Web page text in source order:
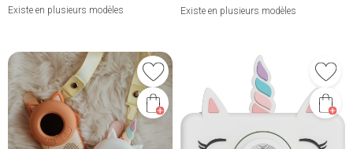
Existe en plusieurs modèles Existe en plusieurs modèles